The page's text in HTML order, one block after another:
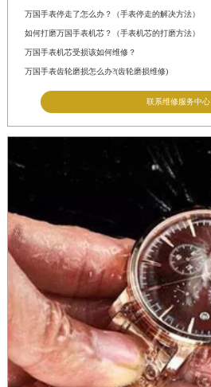
万国手表停走了怎么办？（手表停走的解决方法）
如何打磨万国手表机芯？（手表机芯的打磨方法）
万国手表机芯受损该如何维修？
万国手表齿轮磨损怎么办?(齿轮磨损维修)
联系维修服务中心